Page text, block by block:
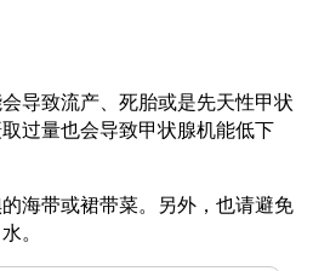
导致流产、死胎或是先天性甲状
过量也会导致甲状腺机能低下
海带或裙带菜。另外，也请避免
。